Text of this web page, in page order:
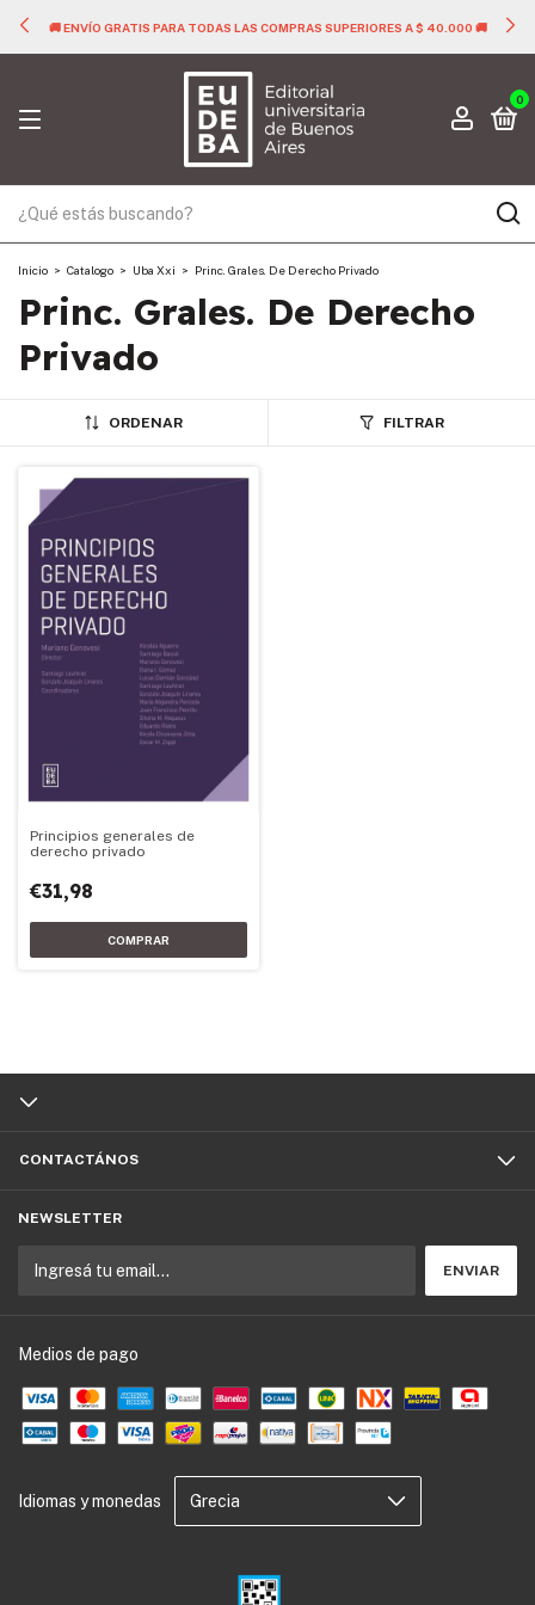
🚚 ENVÍO GRATIS PARA TODAS LAS COMPRAS SUPERIORES A $ 40.000 🚚
0
Inicio > Catalogo > Uba Xxi > Princ. Grales. De Derecho Privado
Princ. Grales. De Derecho
Privado
ORDENAR FILTRAR
Principios generales de
derecho privado
€31,98
CONTACTÁNOS
NEWSLETTER
Medios de pago
Idiomas y monedas